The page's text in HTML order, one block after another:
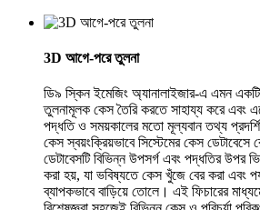
3D আগে-পরে তুলনা
ডি৯ স্কিন ইমেজিং অ্যানালাইজার-এ এমন
তুলনামূলক কেস তৈরি করতে সাহায্য করে এবং
পদ্ধতি ও সময়কালের মতো মূল্যবান তথ্য
কেস স্বয়ংক্রিয়ভাবে সিস্টেমের কেস
ডেটাবেসটি বিভিন্ন উপসর্গ এবং পদ্ধতির উপর
করা হয়, যা ভবিষ্যতে কেস খুঁজে বের করা এবং
ব্যাপকভাবে বাড়িয়ে তোলে। এই ফিচারের